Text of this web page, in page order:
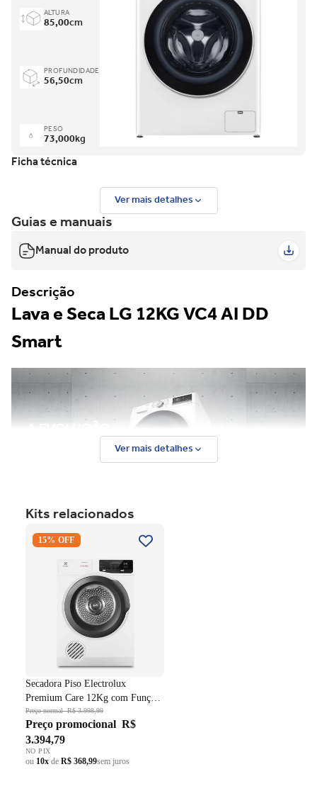
ALTURA
85,00cm
PROFUNDIDADE
56,50cm
PESO
73,000kg
Ficha técnica
Ver mais detalhes
Guias e manuais
Manual do produto
Descrição
Lava e Seca LG 12KG VC4 AI DD
Smart
Ver mais detalhes
Kits relacionados
Secadora Piso Electrolux
Premium Care 12Kg com
Branco 220V
15% OFF
Secadora Piso Electrolux
Premium Care 12Kg com Função
AutoSense SFP12 Branco 220V
Preço normalR$ 3.998,99
Preço promocional R$
3.394,79
NO PIX
ou 10x de R$ 368,99sem juros